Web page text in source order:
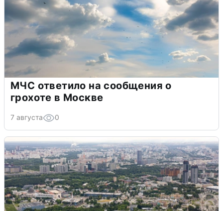
МЧС ответило на сообщения о
грохоте в Москве
7 августа 0